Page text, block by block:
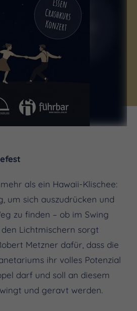
als ein Hawaii-Klischee:
um sich auszudrücken und
zu finden – ob im Swing
Lichtmischern sorgt
Metzner dafür, dass die
ihr volles Potenzial
darf und soll an diesem
und geravt werden.